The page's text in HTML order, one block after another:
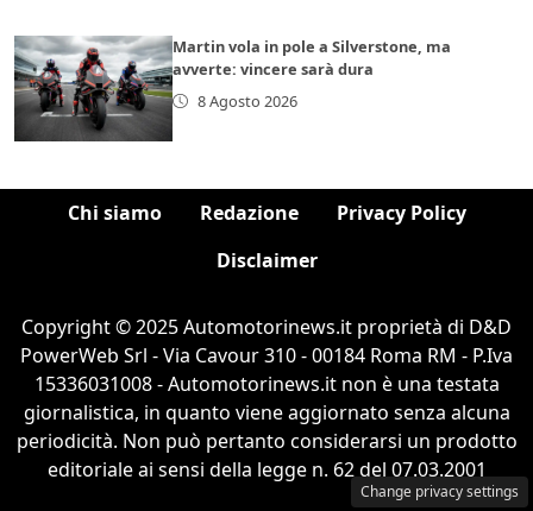
Martin vola in pole a Silverstone, ma
avverte: vincere sarà dura
8 Agosto 2026
Chi siamo Redazione
Privacy Policy
Disclaimer
Copyright © 2025 Automotorinews.it proprietà di D&D
PowerWeb Srl - Via Cavour 310 - 00184 Roma RM - P.Iva
15336031008 - Automotorinews.it non è una testata
giornalistica, in quanto viene aggiornato senza alcuna
periodicità. Non può pertanto considerarsi un prodotto
editoriale ai sensi della legge n. 62 del 07.03.2001
Change privacy settings